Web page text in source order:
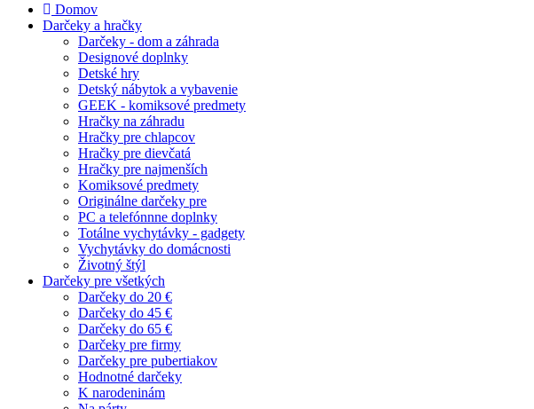
Domov
Darčeky a hračky
Darčeky - dom a záhrada
Designové doplnky
Detské hry
Detský nábytok a vybavenie
GEEK - komiksové predmety
Hračky na záhradu
Hračky pre chlapcov
Hračky pre dievčatá
Hračky pre najmenších
Komiksové predmety
Originálne darčeky pre
PC a telefónnne doplnky
Totálne vychytávky - gadgety
Vychytávky do domácnosti
Životný štýl
Darčeky pre všetkých
Darčeky do 20 €
Darčeky do 45 €
Darčeky do 65 €
Darčeky pre firmy
Darčeky pre pubertiakov
Hodnotné darčeky
K narodeninám